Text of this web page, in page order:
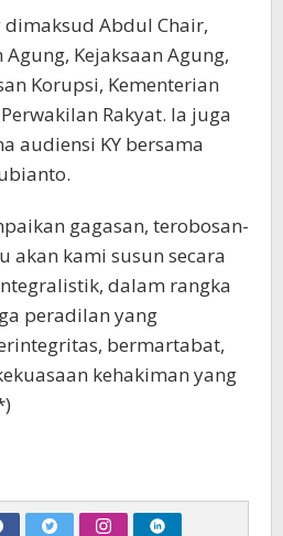
Abdul Chair,
Kejaksaan Agung,
Korupsi, Kementerian
Rakyat. Ia juga
audiensi KY bersama
gagasan, terobosan-
akan kami susun secara
dalam rangka
peradilan yang
bermartabat,
kehakiman yang